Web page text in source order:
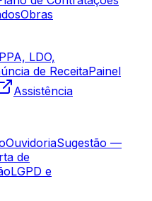
Obras
LDO,
de ReceitaPainel
Assistência
OuvidoriaSugestão —
de
LGPD e